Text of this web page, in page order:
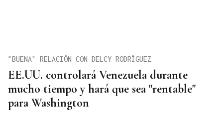
EE.UU. controlará Venezuela durante
mucho tiempo y hará que sea "rentable"
para Washington
"BUENA" RELACIÓN CON DELCY RODRÍGUEZ